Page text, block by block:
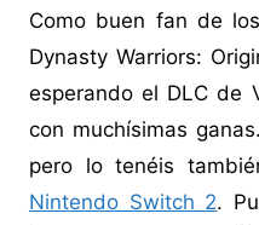
Como buen fan de
Dynasty Warriors:
esperando el DLC de
con muchísimas
pero lo tenéis
Nintendo Switch 2.